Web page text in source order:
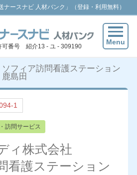
ースナビ 人材バンク」（登録・利用無料）
可番号 紹介13 - ユ - 309190
Menu
ソフィア訪問看護ステーション
鹿島田
1
訪問サービス
ィ株式会社
看護ステーション